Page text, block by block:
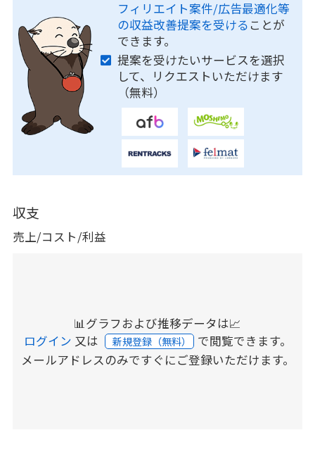
フィリエイト案件/広告最適化等
の収益改善提案を受ける ことが
できます。
提案を受けたいサービスを選択
して、リクエストいただけます
（無料）
収支
売上/コスト/利益
📊グラフおよび推移データは📈
ログイン 又は 新規登録（無料） で閲覧できます。
メールアドレスのみですぐにご登録いただけます。